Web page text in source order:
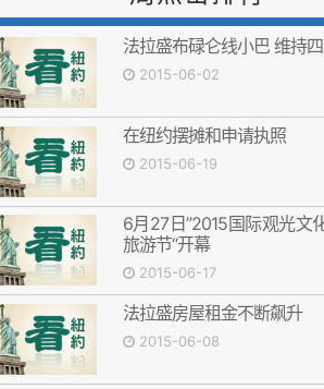
法拉盛布碌仑线小巴 维持
2015-06-02
在纽约摆摊和申请执照
2015-06-19
6月27日”2015国际观光文
旅游节“开幕
2015-06-17
法拉盛房屋租金不断飙升
2015-06-08